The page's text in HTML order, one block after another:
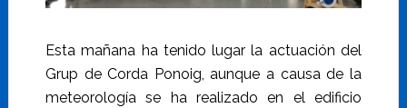
Esta mañana ha tenido lugar la actuación del
Grup de Corda Ponoig, aunque a causa de la
meteorología se ha realizado en el edificio